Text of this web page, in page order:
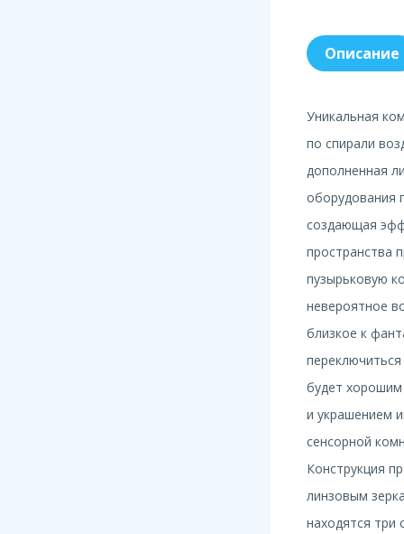
Описание
Уникальная
по спирали
дополненная
оборудования
создающая
пространства
пузырьковую
невероятное
близкое к
будет
и украшением
сенсорной
Конструкция
линзовым
находятся три